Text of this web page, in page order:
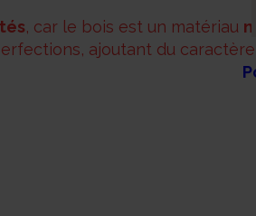
, car le bois est un matériau
ajoutant du